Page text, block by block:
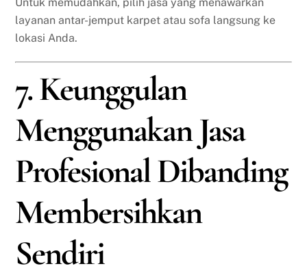
Untuk memudahkan, pilih jasa yang menawarkan
layanan antar-jemput karpet atau sofa langsung ke
lokasi Anda.
7. Keunggulan
Menggunakan Jasa
Profesional Dibanding
Membersihkan
Sendiri